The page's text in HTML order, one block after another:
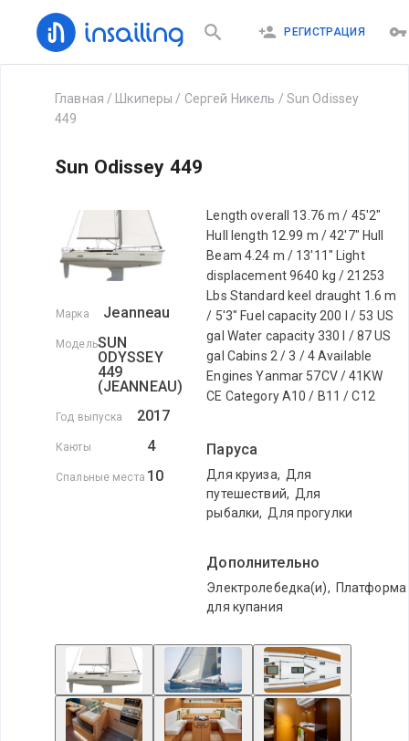
РЕГИСТРАЦИЯ
Главная / Шкиперы / Сергей Никель / Sun Odissey
449
Sun Odissey 449
Марка Jeanneau
МодельSUN
ODYSSEY
449
(JEANNEAU)
Год выпуска 2017
Каюты 4
Спальные места 10
Length overall 13.76 m / 45'2"
Hull length 12.99 m / 42'7" Hull
Beam 4.24 m / 13'11" Light
displacement 9640 kg / 21253
Lbs Standard keel draught 1.6 m
/ 5'3" Fuel capacity 200 l / 53 US
gal Water capacity 330 l / 87 US
gal Cabins 2 / 3 / 4 Available
Engines Yanmar 57CV / 41KW
CE Category A10 / B11 / C12
Паруса
Для круиза, Для
путешествий, Для
рыбалки, Для прогулки
Дополнительно
Электролебедка(и), Платформа
для купания